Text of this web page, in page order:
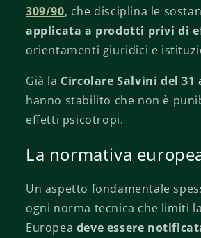
309/90, che disciplina le
applicata a prodotti privi di
orientamenti giuridici e
Già la Circolare Salvini del 31
hanno stabilito che non è
effetti psicotropi.
La normativa
Un aspetto fondamentale
ogni norma tecnica che limiti
Europea deve essere